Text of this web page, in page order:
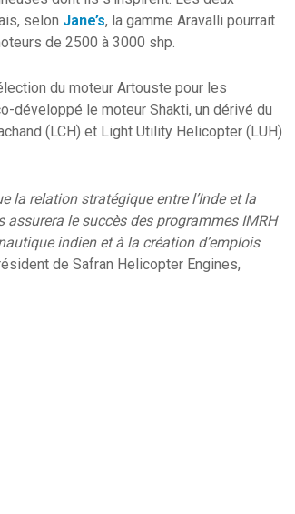
selon Jane’s, la gamme Aravalli pourrait
de 2500 à 3000 shp.
du moteur Artouste pour les
développé le moteur Shakti, un dérivé du
(LCH) et Light Utility Helicopter (LUH)
la relation stratégique entre l’Inde et la
le succès des programmes IMRH
indien et à la création d’emplois
de Safran Helicopter Engines,